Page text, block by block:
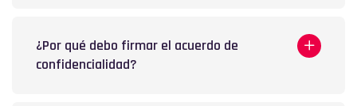
¿Por qué debo firmar el acuerdo de
confidencialidad?